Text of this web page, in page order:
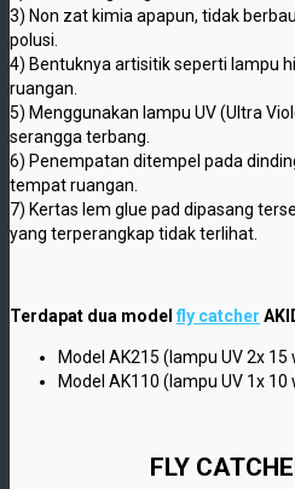
3) Non zat kimia apapun, tidak
polusi.
4) Bentuknya artisitik seperti lampu
ruangan.
5) Menggunakan lampu UV (Ultra
serangga terbang.
6) Penempatan ditempel pada
tempat ruangan.
7) Kertas lem glue pad dipasang
yang terperangkap tidak terlihat.
Terdapat dua model fly catcher
Model AK215 (lampu UV 2x 15
Model AK110 (lampu UV 1x 10
FLY